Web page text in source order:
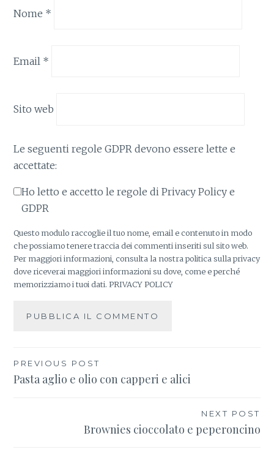
Nome *
Email *
Sito web
Le seguenti regole GDPR devono essere lette e
accettate:
Ho letto e accetto le regole di Privacy Policy e
GDPR
Questo modulo raccoglie il tuo nome, email e contenuto in modo
che possiamo tenere traccia dei commenti inseriti sul sito web.
Per maggiori informazioni, consulta la nostra politica sulla privacy
dove riceverai maggiori informazioni su dove, come e perché
memorizziamo i tuoi dati.PRIVACY POLICY
Navigazione
PREVIOUS POST
Pasta aglio e olio con capperi e alici
NEXT POST
Brownies cioccolato e peperoncino